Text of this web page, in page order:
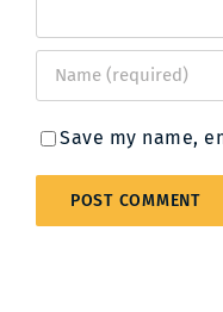
Save my name,